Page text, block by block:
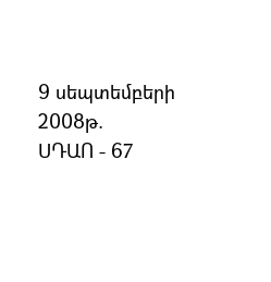
9 սեպտեմբերի
2008թ.
ՍԴԱՈ - 67